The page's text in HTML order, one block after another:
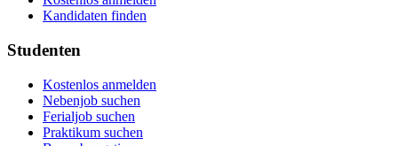
Kandidaten finden
Studenten
Kostenlos anmelden
Nebenjob suchen
Ferialjob suchen
Praktikum suchen